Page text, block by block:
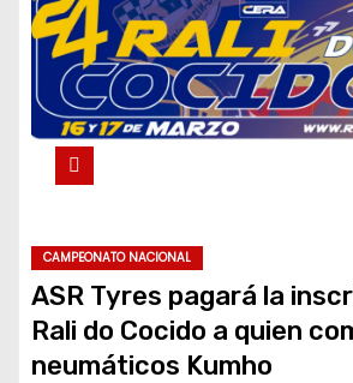
CAMPEONATO NACIONAL
ASR Tyres pagará la
Rali do Cocido a quien
neumáticos Kumho